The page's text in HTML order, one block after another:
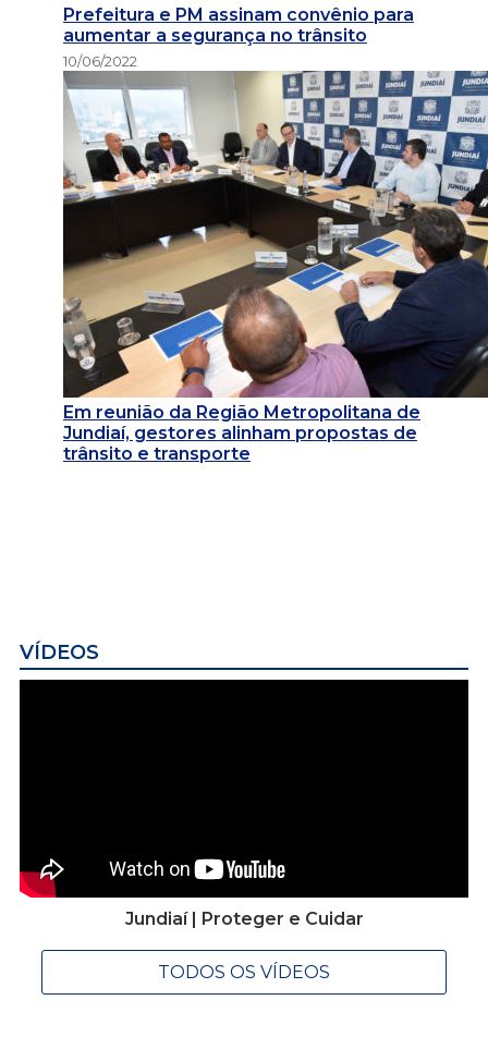
Prefeitura e PM assinam convênio para
aumentar a segurança no trânsito
10/06/2022
Em reunião da Região Metropolitana de
Jundiaí, gestores alinham propostas de
trânsito e transporte
VÍDEOS
Jundiaí | Proteger e Cuidar
TODOS OS VÍDEOS